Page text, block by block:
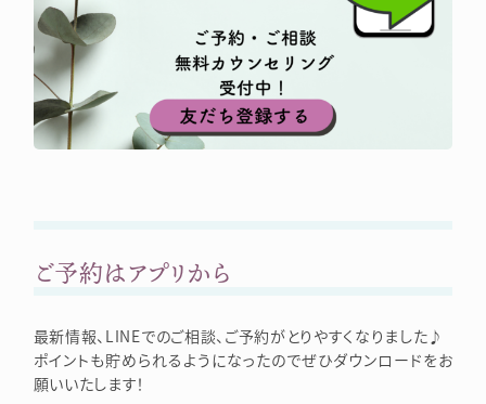
ご予約はアプリから
最新情報、LINEでのご相談、ご予約がとりやすくなりました♪
ポイントも貯められるようになったのでぜひダウンロードをお
願いいたします！